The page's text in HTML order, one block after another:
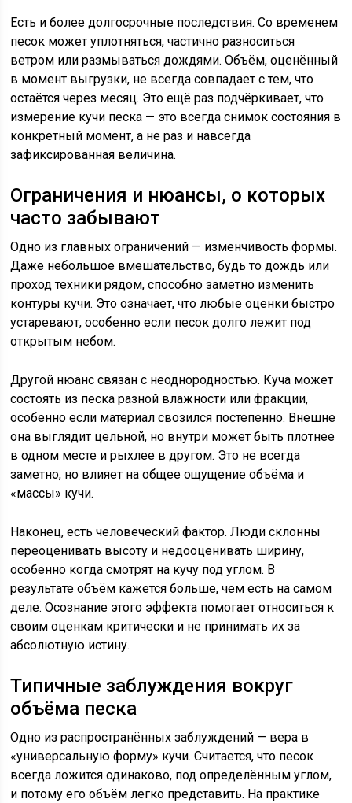
Есть и более долгосрочные последствия. Со временем
песок может уплотняться, частично разноситься
ветром или размываться дождями. Объём, оценённый
в момент выгрузки, не всегда совпадает с тем, что
остаётся через месяц. Это ещё раз подчёркивает, что
измерение кучи песка — это всегда снимок состояния в
конкретный момент, а не раз и навсегда
зафиксированная величина.
Ограничения и нюансы, о которых
часто забывают
Одно из главных ограничений — изменчивость формы.
Даже небольшое вмешательство, будь то дождь или
проход техники рядом, способно заметно изменить
контуры кучи. Это означает, что любые оценки быстро
устаревают, особенно если песок долго лежит под
открытым небом.
Другой нюанс связан с неоднородностью. Куча может
состоять из песка разной влажности или фракции,
особенно если материал свозился постепенно. Внешне
она выглядит цельной, но внутри может быть плотнее
в одном месте и рыхлее в другом. Это не всегда
заметно, но влияет на общее ощущение объёма и
«массы» кучи.
Наконец, есть человеческий фактор. Люди склонны
переоценивать высоту и недооценивать ширину,
особенно когда смотрят на кучу под углом. В
результате объём кажется больше, чем есть на самом
деле. Осознание этого эффекта помогает относиться к
своим оценкам критически и не принимать их за
абсолютную истину.
Типичные заблуждения вокруг
объёма песка
Одно из распространённых заблуждений — вера в
«универсальную форму» кучи. Считается, что песок
всегда ложится одинаково, под определённым углом,
и потому его объём легко представить. На практике